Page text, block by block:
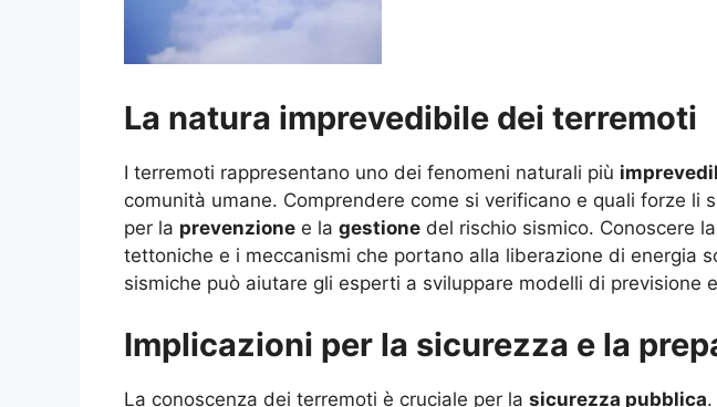
La natura imprevedibile dei terremoti
I terremoti rappresentano uno dei fenomeni naturali più
comunità umane. Comprendere come si verificano e quali forze li
per la prevenzione e la gestione del rischio sismico. Conoscere
tettoniche e i meccanismi che portano alla liberazione di energia
sismiche può aiutare gli esperti a sviluppare modelli di previsione
Implicazioni per la sicurezza e la
La conoscenza dei terremoti è cruciale per la sicurezza pubblica